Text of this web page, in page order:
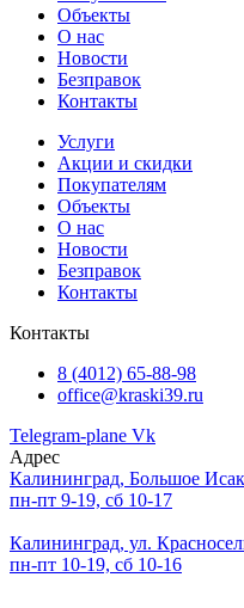
Объекты
О нас
Новости
Безправок
Контакты
Услуги
Акции и скидки
Покупателям
Объекты
О нас
Новости
Безправок
Контакты
Контакты
8 (4012) 65-88-98
office@kraski39.ru
Telegram-plane Vk
Адрес
Калининград, Большое
пн-пт 9-19, сб 10-17
Калининград, ул.
пн-пт 10-19, сб 10-16